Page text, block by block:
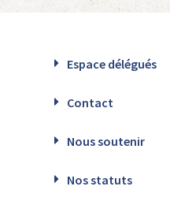
Espace délégués
Contact
Nous soutenir
Nos statuts